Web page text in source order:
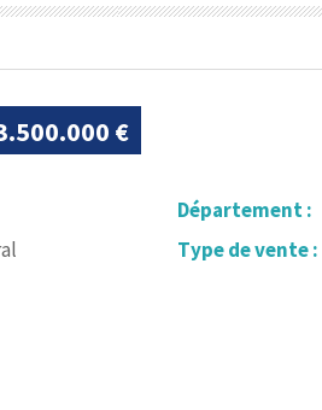
€
Département :
Type de vente :